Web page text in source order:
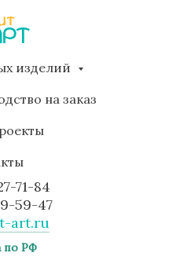
изделий
на заказ
71-84
59-47
art.ru
по РФ